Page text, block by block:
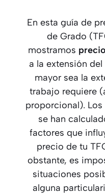
En esta guía de
de Grado
mostramos
a la extensión
mayor sea la
trabajo requiere
proporcional).
se han
factores que
precio de tu
obstante, es
situaciones
alguna